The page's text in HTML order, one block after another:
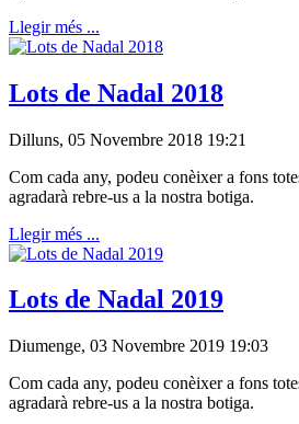
Llegir més ...
Lots de Nadal 2018
Dilluns, 05 Novembre 2018 19:21
Com cada any, podeu conèixer a fons
agradarà rebre-us a la nostra botiga.
Llegir més ...
Lots de Nadal 2019
Diumenge, 03 Novembre 2019 19:03
Com cada any, podeu conèixer a fons
agradarà rebre-us a la nostra botiga.